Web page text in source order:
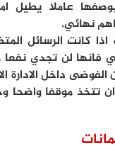
عاملا يطيل
نهائي.
اذا كانت الرسائل
فانها لن تجدي نفعا
داخل الادارة
تتخذ موقفا واضحا